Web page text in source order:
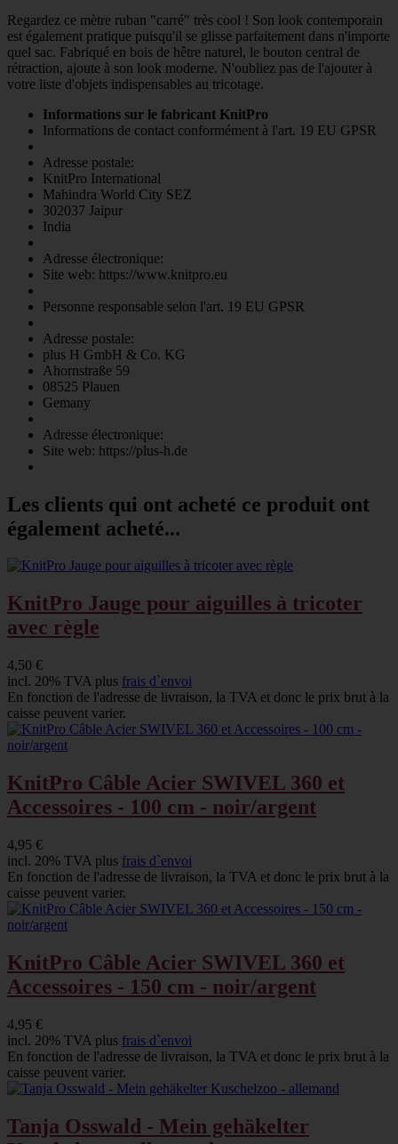
Regardez ce mètre ruban "carré" très cool ! Son look contemporain
est également pratique puisqu'il se glisse parfaitement dans n'importe
quel sac. Fabriqué en bois de hêtre naturel, le bouton central de
rétraction, ajoute à son look moderne. N'oubliez pas de l'ajouter à
votre liste d'objets indispensables au tricotage.
Informations sur le fabricant KnitPro
Informations de contact conformément à l'art. 19 EU GPSR
Adresse postale:
KnitPro International
Mahindra World City SEZ
302037 Jaipur
India
Adresse électronique:
Site web: https://www.knitpro.eu
Personne responsable selon l'art. 19 EU GPSR
Adresse postale:
plus H GmbH & Co. KG
Ahornstraße 59
08525 Plauen
Gemany
Adresse électronique:
Site web: https://plus-h.de
Les clients qui ont acheté ce produit ont
également acheté...
KnitPro Jauge pour aiguilles à tricoter
avec règle
4,50 €
incl. 20% TVA plus frais d`envoi
En fonction de l'adresse de livraison, la TVA et donc le prix brut à la
caisse peuvent varier.
KnitPro Câble Acier SWIVEL 360 et
Accessoires - 100 cm - noir/argent
4,95 €
incl. 20% TVA plus frais d`envoi
En fonction de l'adresse de livraison, la TVA et donc le prix brut à la
caisse peuvent varier.
KnitPro Câble Acier SWIVEL 360 et
Accessoires - 150 cm - noir/argent
4,95 €
incl. 20% TVA plus frais d`envoi
En fonction de l'adresse de livraison, la TVA et donc le prix brut à la
caisse peuvent varier.
Tanja Osswald - Mein gehäkelter